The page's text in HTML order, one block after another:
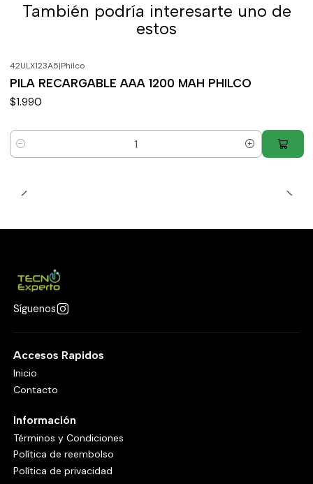
También podría interesarte uno de
estos
42ULX123A5|Philco
PILA RECARGABLE AAA 1200 MAH PHILCO
$1.990
Cantidad
Síguenos
Accesos Rapidos
Inicio
Contacto
Información
Términos y Condiciones
Política de reembolso
Política de privacidad